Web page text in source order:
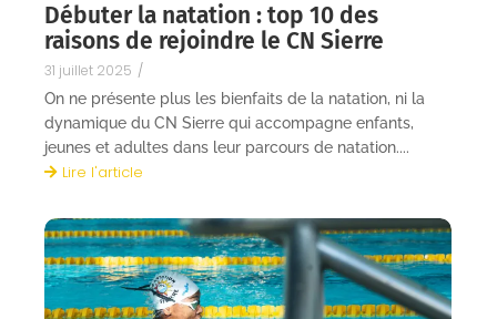
Débuter la natation : top 10 des
raisons de rejoindre le CN Sierre
31 juillet 2025 /
On ne présente plus les bienfaits de la natation, ni la
dynamique du CN Sierre qui accompagne enfants,
jeunes et adultes dans leur parcours de natation....
Lire l'article